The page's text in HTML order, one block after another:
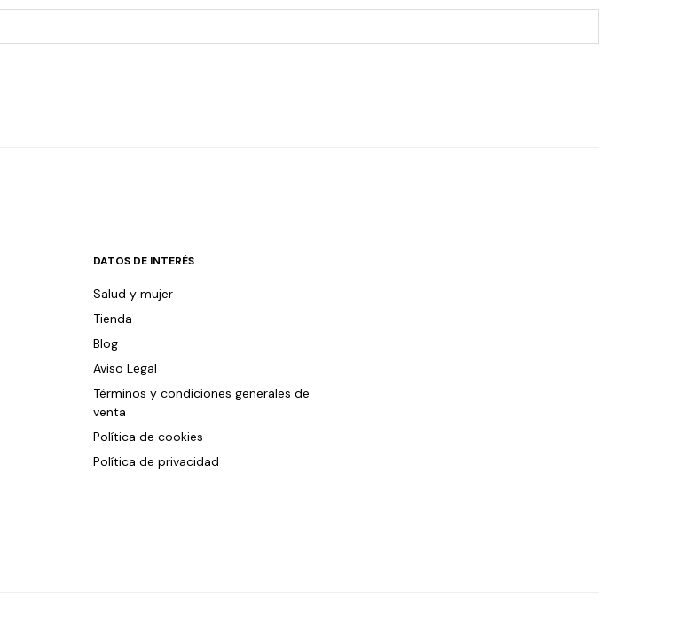
DATOS DE INTERÉS
Salud y mujer
Tienda
Blog
Aviso Legal
Términos y condiciones generales de
venta
Política de cookies
Política de privacidad